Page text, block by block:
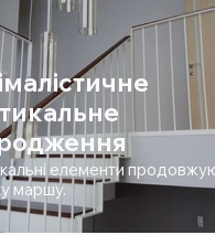
елементи
маршу.